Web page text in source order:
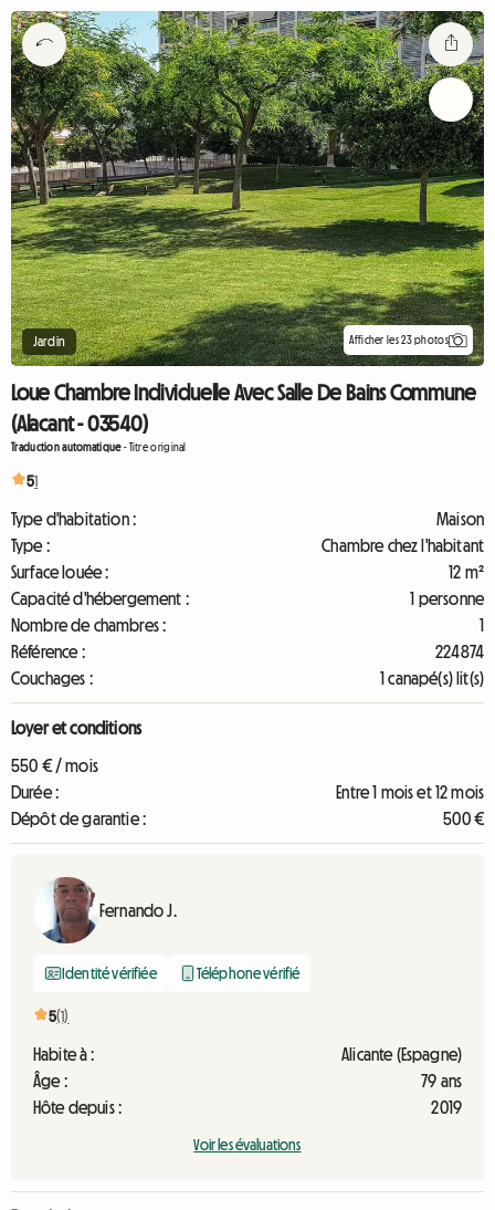
Jardin Afficher les 23 photos
Loue Chambre Individuelle Avec Salle De Bains Commune
(Alacant - 03540)
Traduction automatique-Titre original
51
Type d'habitation :
Maison
Type :
Chambre chez l'habitant
Surface louée :
12 m²
Capacité d'hébergement :
1 personne
Nombre de chambres :
1
Référence :
224874
Couchages :
1 canapé(s) lit(s)
Loyer et conditions
550 € / mois
Durée :
Entre 1 mois et 12 mois
Dépôt de garantie :
500 €
Fernando J.
Identité vérifiée Téléphone vérifié
5(1)
Habite à :
Alicante (Espagne)
Âge :
79 ans
Hôte depuis :
2019
Voir les évaluations